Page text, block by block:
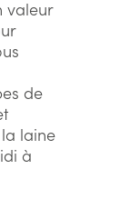
valeur
de
laine
à